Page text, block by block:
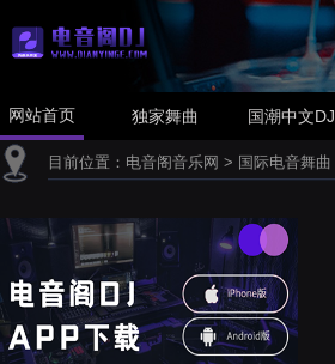
网站首页 独家舞曲 国潮中文DJ
目前位置： 电音阁音乐网 > 国际电音舞曲